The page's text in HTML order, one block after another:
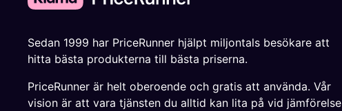
Sedan 1999 har PriceRunner hjälpt miljontals besökare att
hitta bästa produkterna till bästa priserna.
PriceRunner är helt oberoende och gratis att använda. Vår
vision är att vara tjänsten du alltid kan lita på vid jämförelse